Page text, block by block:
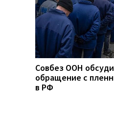
Совбез ООН
обращение с
в РФ